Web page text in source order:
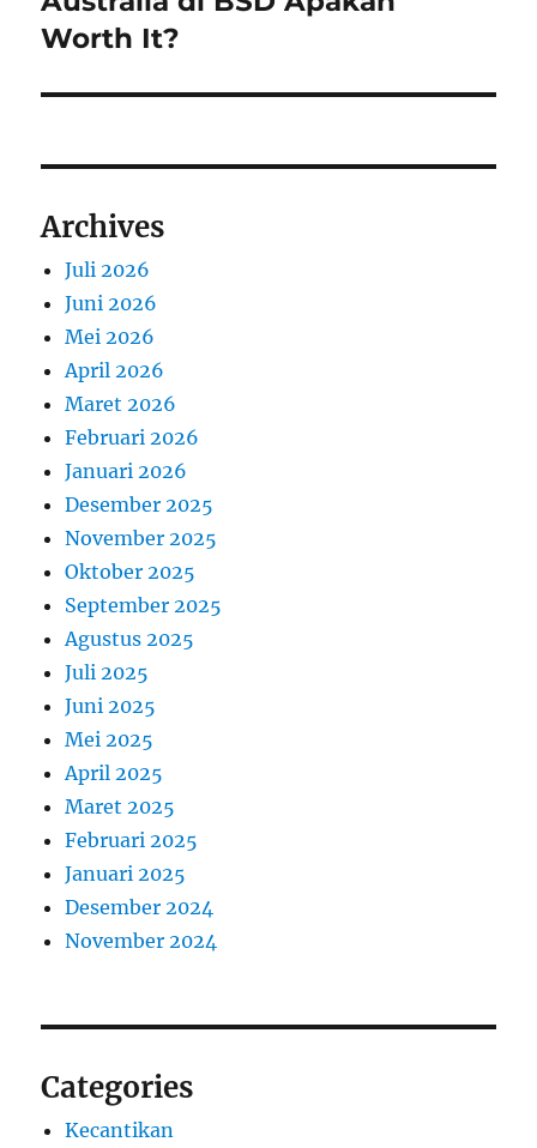
Worth It?
Archives
Juli 2026
Juni 2026
Mei 2026
April 2026
Maret 2026
Februari 2026
Januari 2026
Desember 2025
November 2025
Oktober 2025
September 2025
Agustus 2025
Juli 2025
Juni 2025
Mei 2025
April 2025
Maret 2025
Februari 2025
Januari 2025
Desember 2024
November 2024
Categories
Kecantikan